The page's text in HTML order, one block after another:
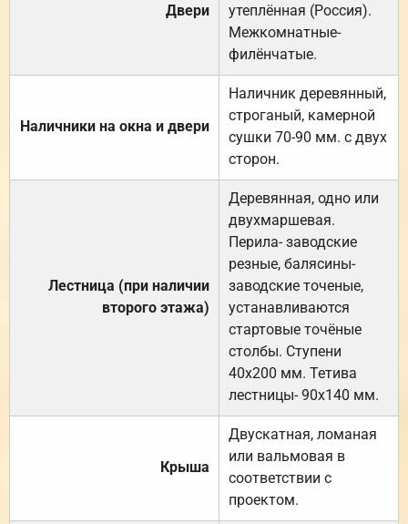
Двери
утеплённая (Россия).
Межкомнатные-
филёнчатые.
Наличники на окна и двери
Наличник деревянный,
строганый, камерной
сушки 70-90 мм. с двух
сторон.
Лестница (при наличии
второго этажа)
Деревянная, одно или
двухмаршевая.
Перила- заводские
резные, балясины-
заводские точеные,
устанавливаются
стартовые точёные
столбы. Ступени
40х200 мм. Тетива
лестницы- 90х140 мм.
Крыша
Двускатная, ломаная
или вальмовая в
соответствии с
проектом.